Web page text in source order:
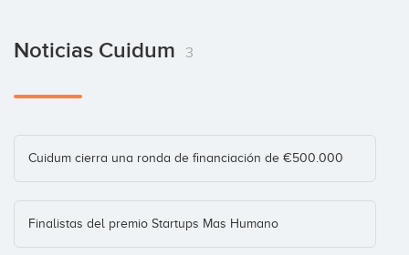
Noticias Cuidum 3
Cuidum cierra una ronda de financiación de €500.000
Finalistas del premio Startups Mas Humano